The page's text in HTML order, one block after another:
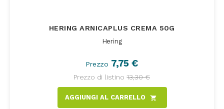
HERING ARNICAPLUS CREMA 50G
Hering
Prezzo 7,75 €
Prezzo di listino 13,30 €
AGGIUNGI AL CARRELLO shopping_cart